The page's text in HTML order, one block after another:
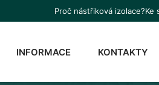
Proč nástřiková izolace?Ke
INFORMACE KONTAKTY